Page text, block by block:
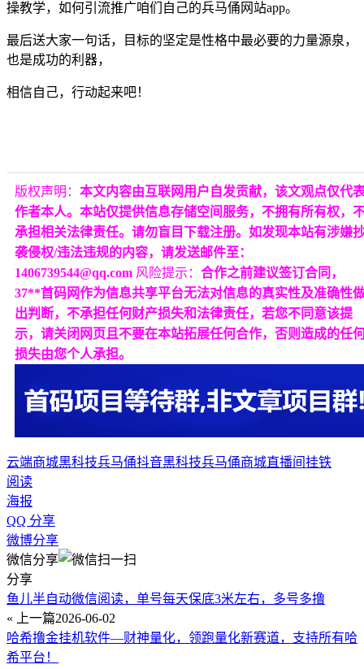
操教学，如何引流推广咱们自己的兵马俑网站app。
最后送大家一句话，目标的坚定是性格中最必要的力量源泉，
也是成功的利器，
相信自己，行动起来吧！
版权声明： 本文内容由互联网用户自发贡献，该文观点仅代
作者本人。本站仅提供信息存储空间服务，不拥有所有权，
承担相关法律责任。请勿盲目下载注册。如发现本站有涉嫌
袭侵权/违法违规的内容，请发送邮件至：
1406739544@qq.com 风险提示： 合作之前建议签订合同，
37**首码网作为信息共享平台无法对信息的真实性及准确性
出判断，不承担任何财产损失和法律责任，若您不同意该提
示，请关闭网页且不要在本站拓展任何合作，否则造成的任
损失由您个人承担。
云端商城黑科技兵马俑抖音黑科技兵马俑商城直播间挂铁
阅读
海报
QQ 分享
微博分享
微信分享
分享
鱼儿半自动微信阅读，单号每天保底3米左右，多号多撸
« 上一篇2026-06-02
哈希撸金挂机软件—财神量化，领跑量化新赛道，支持所有哈
希平台！